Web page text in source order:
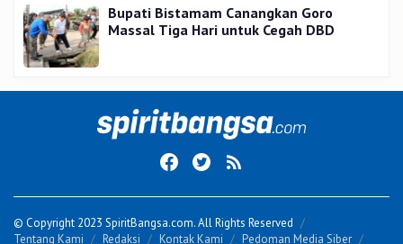
Bupati Bistamam Canangkan Goro
Massal Tiga Hari untuk Cegah DBD
© Copyright 2023 SpiritBangsa.com. All Rights Reserved
Tentang Kami
Redaksi Kontak Kami Pedoman Media Siber